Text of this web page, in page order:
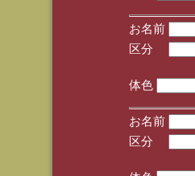
お名前
区分
(
体色
お名前
区分
(